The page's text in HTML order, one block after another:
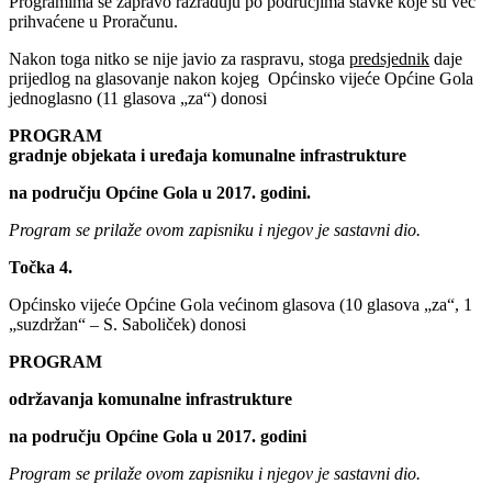
prihvaćene u Proračunu.
Nakon toga nitko se nije javio za raspravu, stoga predsjednik daje
prijedlog na glasovanje nakon kojeg Općinsko vijeće Općine Gola
jednoglasno (11 glasova „za“) donosi
PROGRAM
gradnje objekata i uređaja komunalne infrastrukture
na području Općine Gola u 2017. godini.
Program se prilaže ovom zapisniku i njegov je sastavni dio.
Točka 4.
Općinsko vijeće Općine Gola većinom glasova (10 glasova „za“, 1
„suzdržan“ – S. Saboliček) donosi
PROGRAM
održavanja komunalne infrastrukture
na području Općine Gola u 2017. godini
Program se prilaže ovom zapisniku i njegov je sastavni dio.